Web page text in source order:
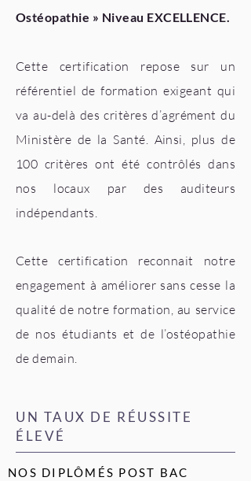
Ostéopathie » Niveau EXCELLENCE.
Cette certification repose sur un
référentiel de formation exigeant qui
va au-delà des critères d’agrément du
Ministère de la Santé. Ainsi, plus de
100 critères ont été contrôlés dans
nos locaux par des auditeurs
indépendants.
Cette certification reconnait notre
engagement à améliorer sans cesse la
qualité de notre formation, au service
de nos étudiants et de l’ostéopathie
de demain.
UN TAUX DE RÉUSSITE
ÉLEVÉ
NOS DIPLÔMÉS POST BAC